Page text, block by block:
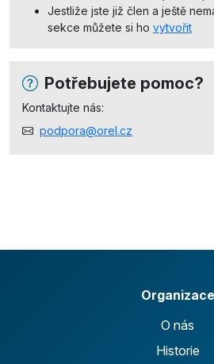
Jestliže jste již člen a ještě
sekce můžete si ho vytvořit
Potřebujete pomoc?
Kontaktujte nás:
podpora@orel.cz
Organizace
O nás
Historie